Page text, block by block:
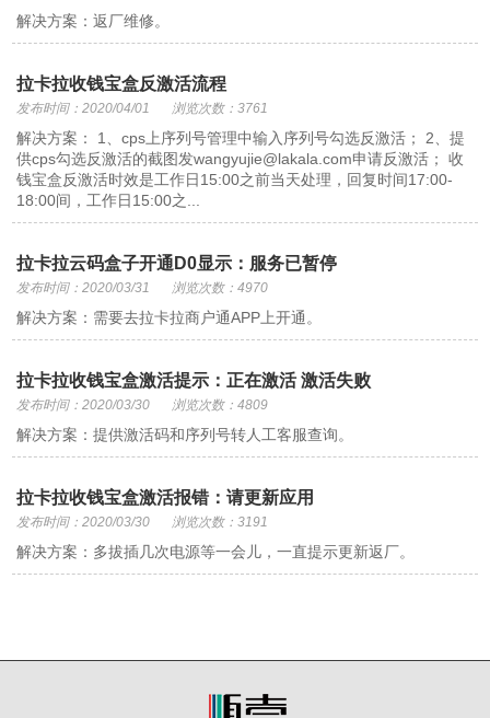
解决方案：返厂维修。
拉卡拉收钱宝盒反激活流程
发布时间：2020/04/01 浏览次数：3761
解决方案： 1、cps上序列号管理中输入序列号勾选反激活； 2、提
供cps勾选反激活的截图发wangyujie@lakala.com申请反激活； 收
钱宝盒反激活时效是工作日15:00之前当天处理，回复时间17:00-
18:00间，工作日15:00之...
拉卡拉云码盒子开通D0显示：服务已暂停
发布时间：2020/03/31 浏览次数：4970
解决方案：需要去拉卡拉商户通APP上开通。
拉卡拉收钱宝盒激活提示：正在激活 激活失败
发布时间：2020/03/30 浏览次数：4809
解决方案：提供激活码和序列号转人工客服查询。
拉卡拉收钱宝盒激活报错：请更新应用
发布时间：2020/03/30 浏览次数：3191
解决方案：多拔插几次电源等一会儿，一直提示更新返厂。